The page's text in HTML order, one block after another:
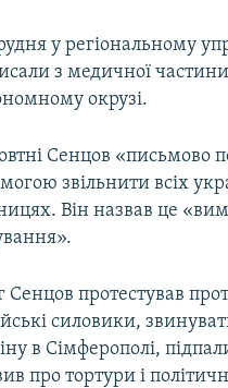
у регіональному
з медичної
окрузі.
Сенцов «письмово
звільнити всіх
Він назвав це
Сенцов протестував
силовики,
в Сімферополі,
про тортури і